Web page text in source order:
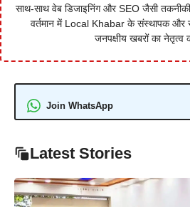
साथ-साथ वेब डिजाइनिंग और SEO जैसी
वर्तमान में Local Khabar के संस्थापक
जनपक्षीय खबरों का नेतृत्व
Join WhatsApp
Latest Stories